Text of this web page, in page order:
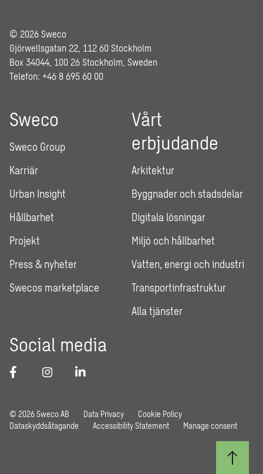
© 2026 Sweco
Gjörwellsgatan 22, 112 60 Stockholm
Box 34044, 100 26 Stockholm, Sweden
Telefon: +46 8 695 60 00
Sweco
Sweco Group
Karriär
Urban Insight
Hållbarhet
Projekt
Press & nyheter
Swecos marketplace
Vårt
erbjudande
Arkitektur
Byggnader och stadsdelar
Digitala lösningar
Miljö och hållbarhet
Vatten, energi och industri
Transportinfrastruktur
Alla tjänster
Social media
© 2026 Sweco AB Data Privacy
Cookie Policy
Dataskyddsåtagande
Accessibility Statement Manage consent